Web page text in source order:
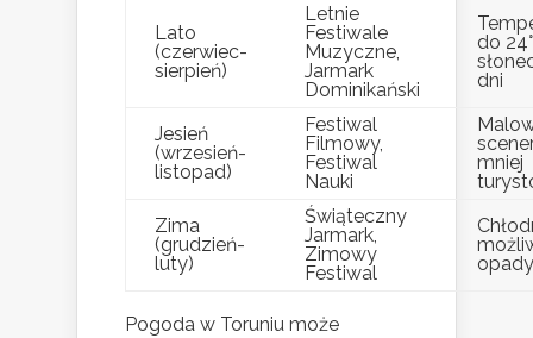
Lato
(czerwiec-
sierpień)
Letnie
Festiwale
Muzyczne,
Jarmark
Dominikański
do
dni
Jesień
(wrzesień-
listopad)
Festiwal
Filmowy,
Festiwal
Nauki
mniej
Zima
(grudzień-
luty)
Świąteczny
Jarmark,
Zimowy
Festiwal
Pogoda w Toruniu może